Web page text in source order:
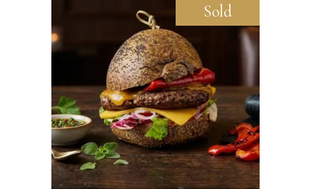
Sold
CITEȘTE MAI MULT